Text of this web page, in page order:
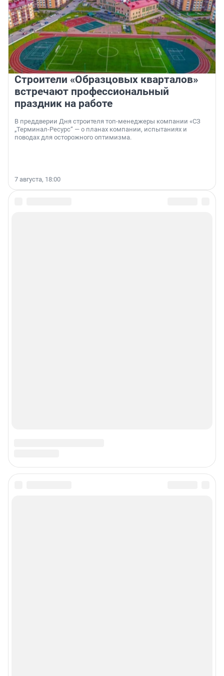
Строители «Образцовых кварталов»
встречают профессиональный
праздник на работе
В преддверии Дня строителя топ-менеджеры компании «СЗ
„Терминал-Ресурс“ — о планах компании, испытаниях и
поводах для осторожного оптимизма.
7 августа, 18:00